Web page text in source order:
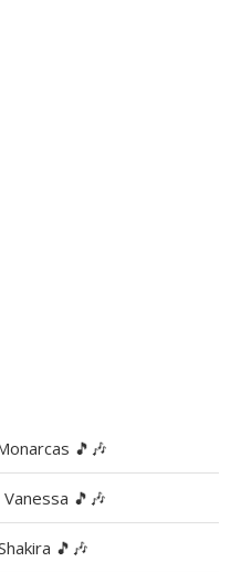
🎵🎶
🎵🎶
🎵🎶